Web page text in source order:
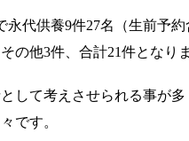
代供養9件27名（生前予
の他3件、合計21件となり
して考えさせられる事が多
です。